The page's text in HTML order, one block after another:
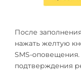
После
нажать желтую
SMS-
подтверждения